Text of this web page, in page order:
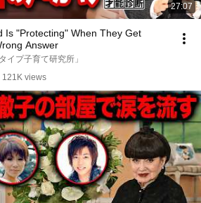
27:07
Is "Protecting" When They Get
Answer
イプ子育て研究所」
121K views